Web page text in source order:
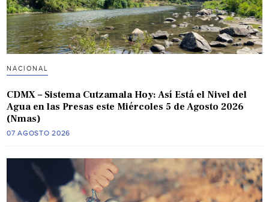
NACIONAL
CDMX – Sistema Cutzamala Hoy: Así Está el Nivel del
Agua en las Presas este Miércoles 5 de Agosto 2026
(Nmas)
07 AGOSTO 2026